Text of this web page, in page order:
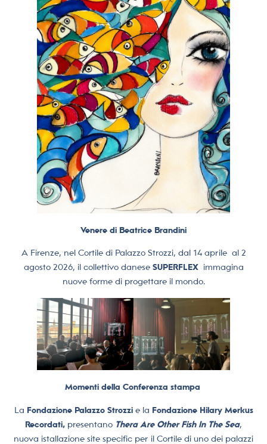
Venere di Beatrice Brandini
A Firenze, nel Cortile di Palazzo Strozzi, dal 14 aprile al 2
agosto 2026, il collettivo danese SUPERFLEXimmagina
nuove forme di progettare il mondo.
Momenti della Conferenza stampa
La Fondazione Palazzo Strozzi e la Fondazione Hilary Merkus
Recordati, presentano Thera Are Other Fish In The Sea,
nuova istallazione site specific per il Cortile di uno dei palazzi